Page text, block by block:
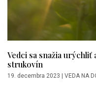
Vedci sa snažia
strukovín
19. decembra 2023 | VEDA NA